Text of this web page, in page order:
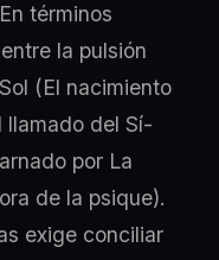
términos
la pulsión
(El nacimiento
llamado del Sí-
por La
de la psique).
exige conciliar